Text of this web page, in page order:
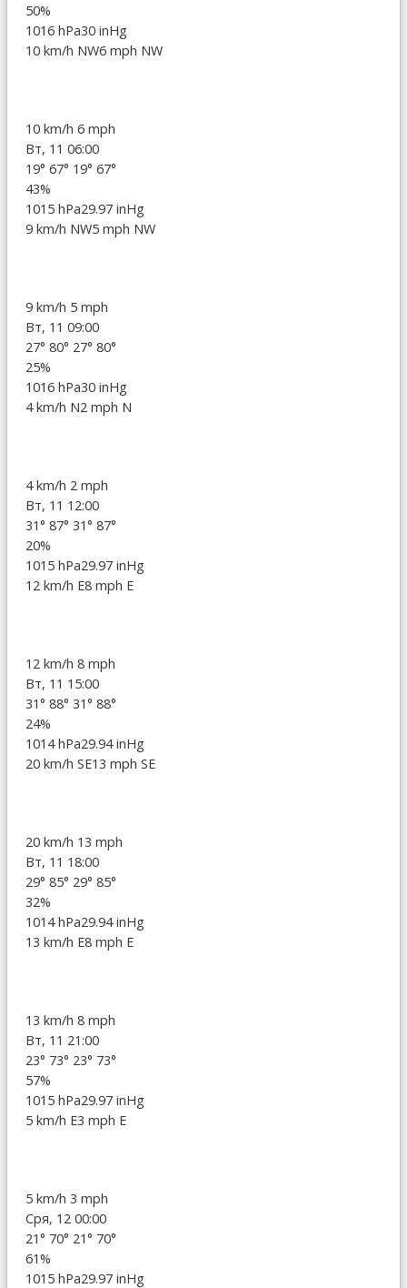
50%
1016 hPa30 inHg
10 km/h NW6 mph NW
10 km/h 6 mph
Вт, 11 06:00
19° 67° 19° 67°
43%
1015 hPa29.97 inHg
9 km/h NW5 mph NW
9 km/h 5 mph
Вт, 11 09:00
27° 80° 27° 80°
25%
1016 hPa30 inHg
4 km/h N2 mph N
4 km/h 2 mph
Вт, 11 12:00
31° 87° 31° 87°
20%
1015 hPa29.97 inHg
12 km/h E8 mph E
12 km/h 8 mph
Вт, 11 15:00
31° 88° 31° 88°
24%
1014 hPa29.94 inHg
20 km/h SE13 mph SE
20 km/h 13 mph
Вт, 11 18:00
29° 85° 29° 85°
32%
1014 hPa29.94 inHg
13 km/h E8 mph E
13 km/h 8 mph
Вт, 11 21:00
23° 73° 23° 73°
57%
1015 hPa29.97 inHg
5 km/h E3 mph E
5 km/h 3 mph
Сря, 12 00:00
21° 70° 21° 70°
61%
1015 hPa29.97 inHg